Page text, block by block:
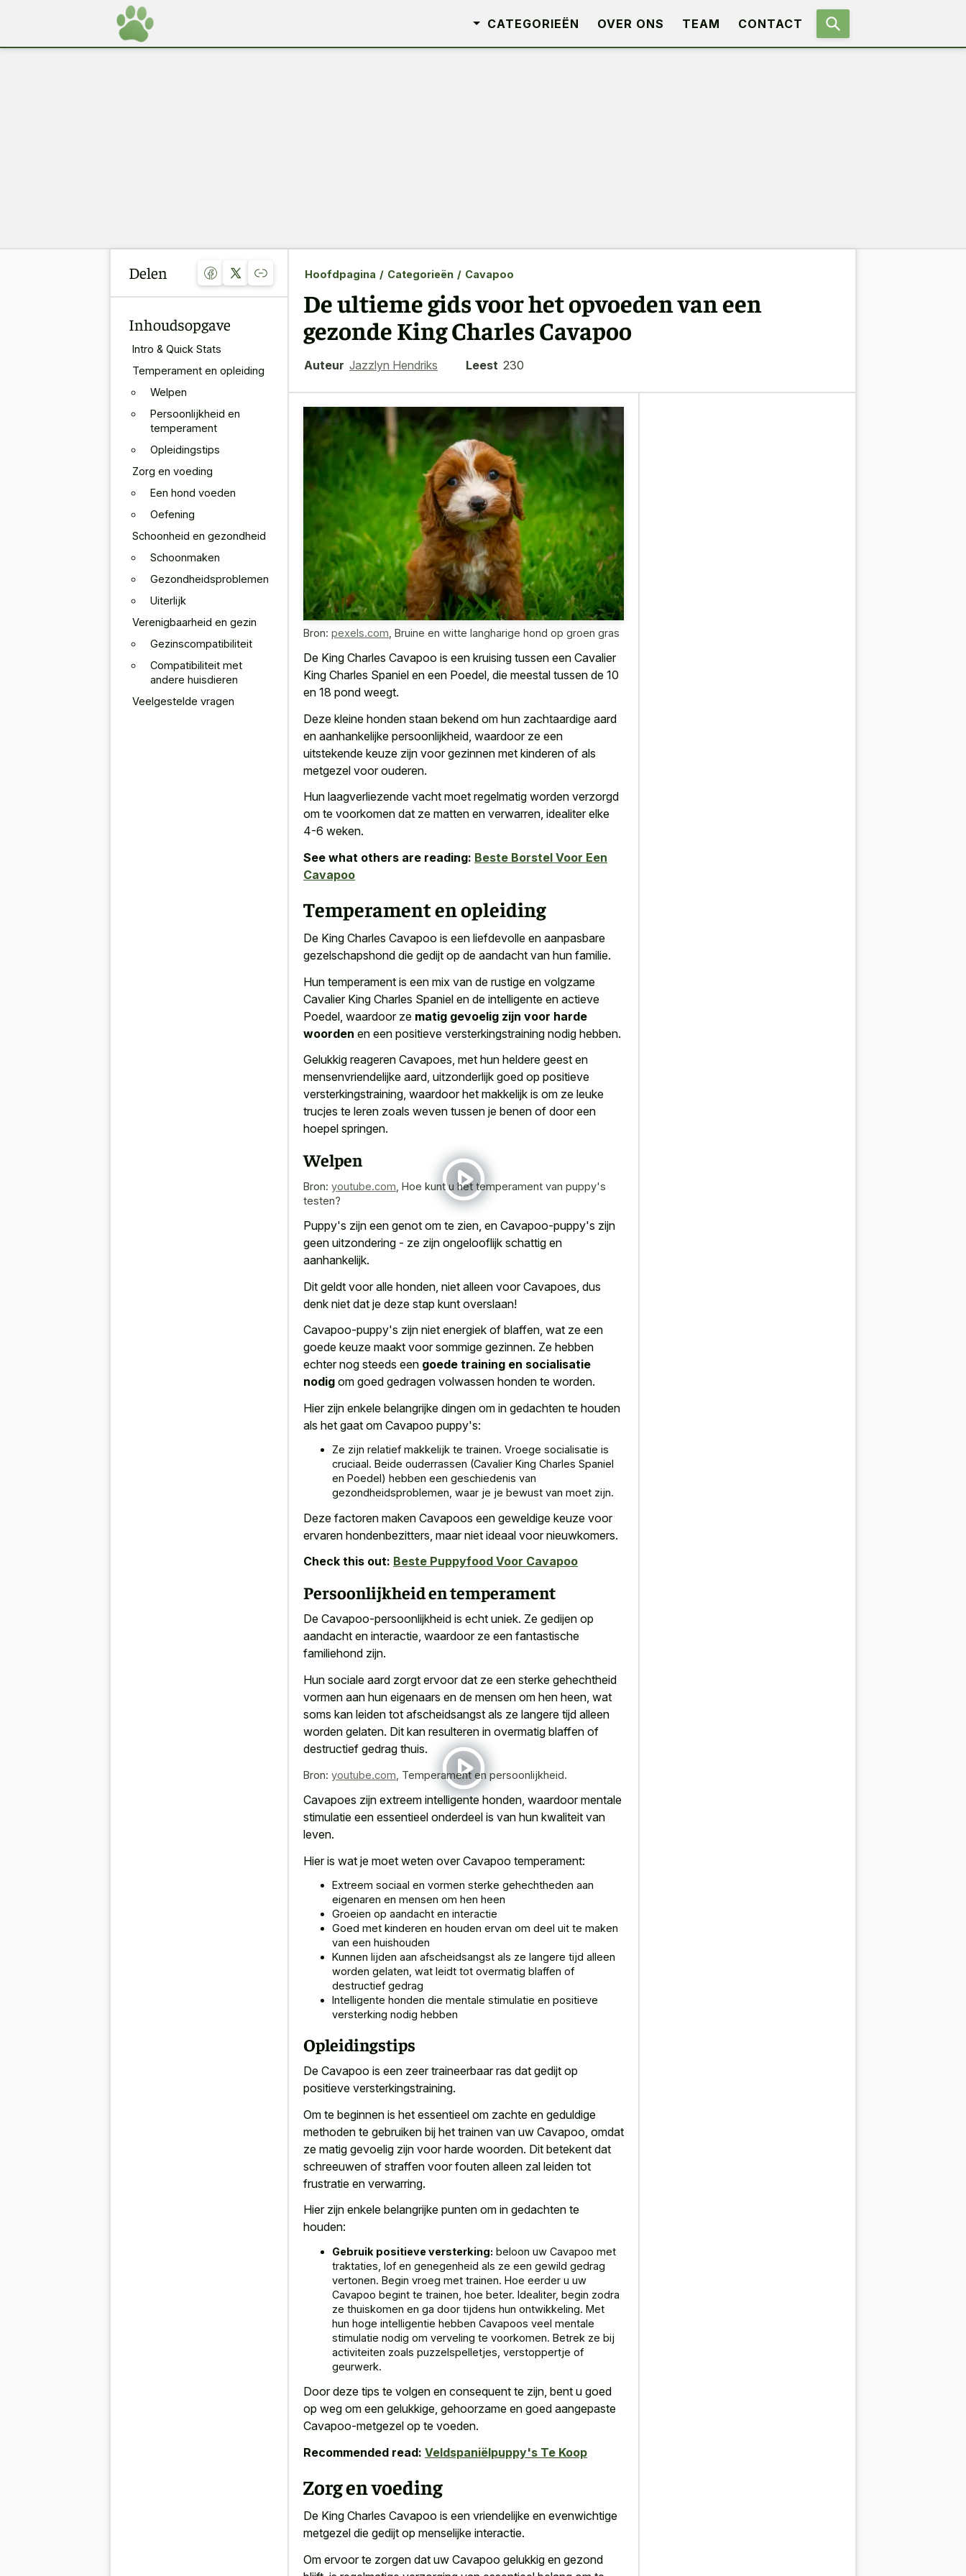
CATEGORIEËN OVER ONS TEAM CONTACT
Delen
Inhoudsopgave
Intro & Quick Stats
Temperament en opleiding
Welpen
Persoonlijkheid en
temperament
Opleidingstips
Zorg en voeding
Een hond voeden
Oefening
Schoonheid en gezondheid
Schoonmaken
Gezondheidsproblemen
Uiterlijk
Verenigbaarheid en gezin
Gezinscompatibiliteit
Compatibiliteit met
andere huisdieren
Veelgestelde vragen
Hoofdpagina / Categorieën / Cavapoo
De ultieme gids voor het opvoeden van een
gezonde King Charles Cavapoo
Auteur Jazzlyn Hendriks Leest 230
Bron: pexels.com Bruine en witte langharige hond op groen gras
De King Charles Cavapoo is een kruising tussen een Cavalier
King Charles Spaniel en een Poedel, die meestal tussen de 10
en 18 pond weegt.
Deze kleine honden staan bekend om hun zachtaardige aard
en aanhankelijke persoonlijkheid, waardoor ze een
uitstekende keuze zijn voor gezinnen met kinderen of als
metgezel voor ouderen.
Hun laagverliezende vacht moet regelmatig worden verzorgd
om te voorkomen dat ze matten en verwarren, idealiter elke
4-6 weken.
See what others are reading: Beste Borstel Voor Een
Cavapoo
Temperament en opleiding
De King Charles Cavapoo is een liefdevolle en aanpasbare
gezelschapshond die gedijt op de aandacht van hun familie.
Hun temperament is een mix van de rustige en volgzame
Cavalier King Charles Spaniel en de intelligente en actieve
Poedel, waardoor ze matig gevoelig zijn voor harde
woorden en een positieve versterkingstraining nodig hebben.
Gelukkig reageren Cavapoes, met hun heldere geest en
mensenvriendelijke aard, uitzonderlijk goed op positieve
versterkingstraining, waardoor het makkelijk is om ze leuke
trucjes te leren zoals weven tussen je benen of door een
hoepel springen.
Welpen
Bron: youtube.com Hoe kunt u het temperament van puppy's
testen?
Puppy's zijn een genot om te zien, en Cavapoo-puppy's zijn
geen uitzondering - ze zijn ongelooflijk schattig en
aanhankelijk.
Dit geldt voor alle honden, niet alleen voor Cavapoes, dus
denk niet dat je deze stap kunt overslaan!
Cavapoo-puppy's zijn niet energiek of blaffen, wat ze een
goede keuze maakt voor sommige gezinnen. Ze hebben
echter nog steeds een goede training en socialisatie
nodig om goed gedragen volwassen honden te worden.
Hier zijn enkele belangrijke dingen om in gedachten te houden
als het gaat om Cavapoo puppy's:
Ze zijn relatief makkelijk te trainen. Vroege socialisatie is
cruciaal. Beide ouderrassen (Cavalier King Charles Spaniel
en Poedel) hebben een geschiedenis van
gezondheidsproblemen, waar je je bewust van moet zijn.
Deze factoren maken Cavapoos een geweldige keuze voor
ervaren hondenbezitters , maar niet ideaal voor nieuwkomers.
Check this out: Beste Puppyfood Voor Cavapoo
Persoonlijkheid en temperament
De Cavapoo-persoonlijkheid is echt uniek. Ze gedijen op
aandacht en interactie, waardoor ze een fantastische
familiehond zijn.
Hun sociale aard zorgt ervoor dat ze een sterke gehechtheid
vormen aan hun eigenaars en de mensen om hen heen, wat
soms kan leiden tot afscheidsangst als ze langere tijd alleen
worden gelaten. Dit kan resulteren in overmatig blaffen of
destructief gedrag thuis.
Bron: youtube.com Temperament en persoonlijkheid.
Cavapoes zijn extreem intelligente honden, waardoor mentale
stimulatie een essentieel onderdeel is van hun kwaliteit van
leven.
Hier is wat je moet weten over Cavapoo temperament:
Extreem sociaal en vormen sterke gehechtheden aan
eigenaren en mensen om hen heen
Groeien op aandacht en interactie
Goed met kinderen en houden ervan om deel uit te maken
van een huishouden
Kunnen lijden aan afscheidsangst als ze langere tijd alleen
worden gelaten , wat leidt tot overmatig blaffen of
destructief gedrag
Intelligente honden die mentale stimulatie en positieve
versterking nodig hebben
Opleidingstips
De Cavapoo is een zeer traineerbaar ras dat gedijt op
positieve versterkingstraining.
Om te beginnen is het essentieel om zachte en geduldige
methoden te gebruiken bij het trainen van uw Cavapoo, omdat
ze matig gevoelig zijn voor harde woorden. Dit betekent dat
schreeuwen of straffen voor fouten alleen zal leiden tot
frustratie en verwarring.
Hier zijn enkele belangrijke punten om in gedachten te
houden:
Gebruik positieve versterking: beloon uw Cavapoo met
traktaties, lof en genegenheid als ze een gewild gedrag
vertonen. Begin vroeg met trainen. Hoe eerder u uw
Cavapoo begint te trainen, hoe beter. Idealiter, begin zodra
ze thuiskomen en ga door tijdens hun ontwikkeling. Met
hun hoge intelligentie hebben Cavapoos veel mentale
stimulatie nodig om verveling te voorkomen. Betrek ze bij
activiteiten zoals puzzelspelletjes, verstoppertje of
geurwerk.
Door deze tips te volgen en consequent te zijn, bent u goed
op weg om een gelukkige, gehoorzame en goed aangepaste
Cavapoo-metgezel op te voeden.
Recommended read: Veldspaniëlpuppy's Te Koop
Zorg en voeding
De King Charles Cavapoo is een vriendelijke en evenwichtige
metgezel die gedijt op menselijke interactie.
Om ervoor te zorgen dat uw Cavapoo gelukkig en gezond